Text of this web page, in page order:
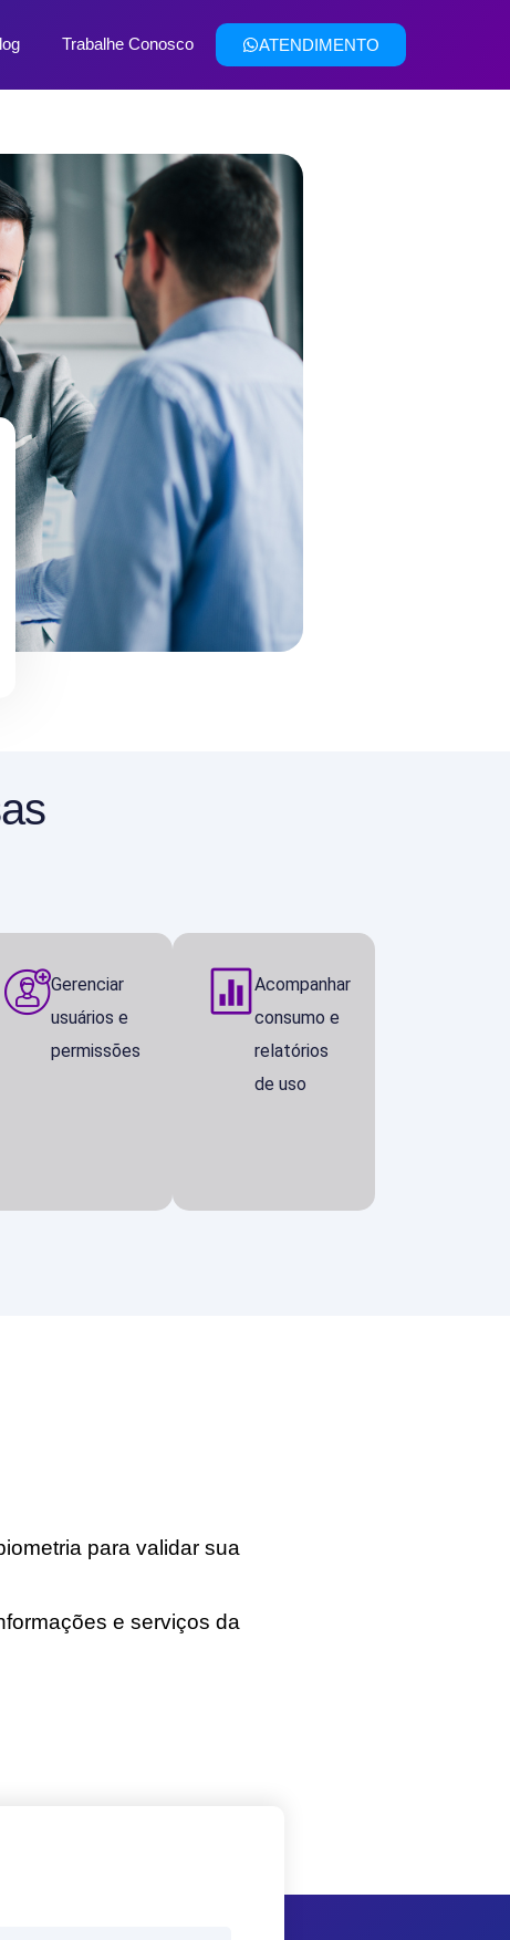
Trabalhe Conosco ATENDIMENTO
Gerenciar
usuários e
permissões
Acompanhar
consumo e
relatórios
de uso
para validar sua
e serviços da